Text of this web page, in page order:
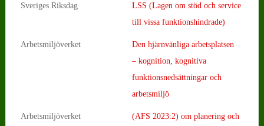
Sveriges Riksdag
LSS (Lagen om stöd och service
till vissa funktionshindrade)
Arbetsmiljöverket
Den hjärnvänliga arbetsplatsen
– kognition, kognitiva
funktionsnedsättningar och
arbetsmiljö
Arbetsmiljöverket
(AFS 2023:2) om planering och